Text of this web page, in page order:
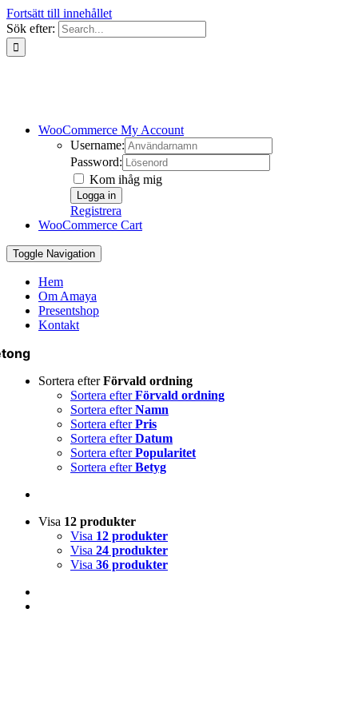
Fortsätt till innehållet
Sök efter:
WooCommerce My Account
Username:
Password:
Kom ihåg mig
Registrera
WooCommerce Cart
Toggle Navigation
Hem
Om Amaya
Presentshop
Kontakt
Sortera efterFörvald ordning
Sortera efterFörvald ordning
Sortera efterNamn
Sortera efterPris
Sortera efterDatum
Sortera efterPopularitet
Sortera efterBetyg
Visa 12 produkter
Visa 12 produkter
Visa 24 produkter
Visa 36 produkter